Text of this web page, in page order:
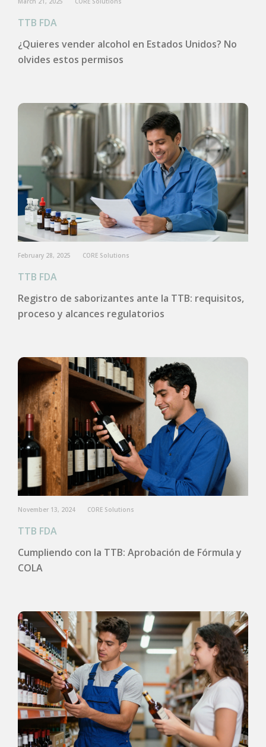
TTB FDA
¿Quieres vender alcohol en Estados Unidos? No
olvides estos permisos
February 28, 2025 CORE Solutions
TTB FDA
Registro de saborizantes ante la TTB: requisitos,
proceso y alcances regulatorios
November 13, 2024 CORE Solutions
TTB FDA
Cumpliendo con la TTB: Aprobación de Fórmula y
COLA